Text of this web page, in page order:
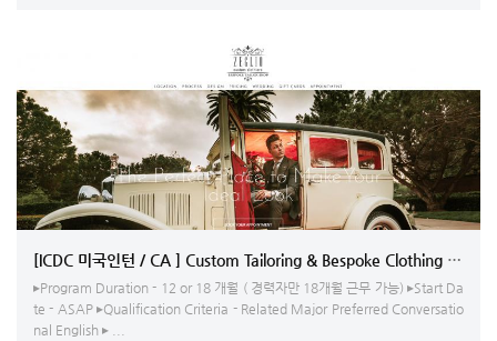
[ICDC 미국인턴 / CA ] Custom Tailoring & Bespoke
▸Program Duration - 12 or 18 개월 ( 경력자만 18개월 근무 가능) ▸Start Da
te - ASAP ▸Qualification Criteria - Related Major Preferred Conversatio
nal English ▸ ...